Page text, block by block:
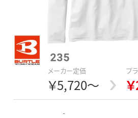
メーカー定価
￥5,720～
プ
-